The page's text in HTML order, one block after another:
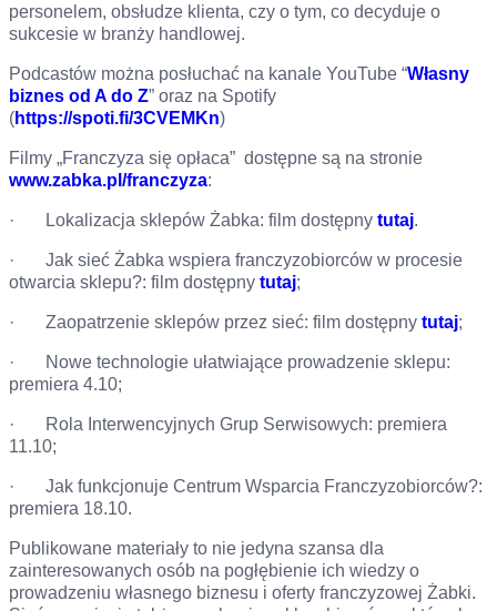
personelem, obsłudze klienta, czy o tym, co decyduje o
sukcesie w branży handlowej.
Podcastów można posłuchać na kanale YouTube “Własny
biznes od A do Z” oraz na Spotify
(https://spoti.fi/3CVEMKn)
Filmy „Franczyza się opłaca” dostępne są na stronie
www.zabka.pl/franczyza:
· Lokalizacja sklepów Żabka: film dostępny tutaj.
· Jak sieć Żabka wspiera franczyzobiorców w procesie
otwarcia sklepu?: film dostępny tutaj;
· Zaopatrzenie sklepów przez sieć: film dostępny tutaj;
· Nowe technologie ułatwiające prowadzenie sklepu:
premiera 4.10;
· Rola Interwencyjnych Grup Serwisowych: premiera
11.10;
· Jak funkcjonuje Centrum Wsparcia Franczyzobiorców?:
premiera 18.10.
Publikowane materiały to nie jedyna szansa dla
zainteresowanych osób na pogłębienie ich wiedzy o
prowadzeniu własnego biznesu i oferty franczyzowej Żabki.